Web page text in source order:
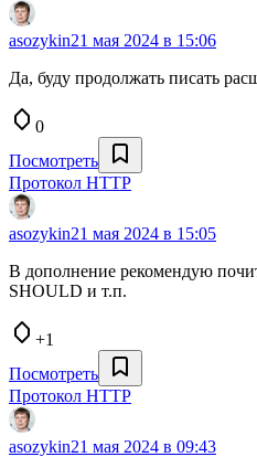
asozykin21 мая 2024 в 15:06
Да, буду продолжать писать
0
Посмотреть
Протокол HTTP
asozykin21 мая 2024 в 15:05
В дополнение рекомендую
SHOULD и т.п.
+1
Посмотреть
Протокол HTTP
asozykin21 мая 2024 в 09:43